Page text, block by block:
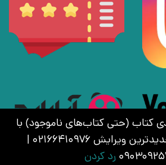
کتاب (حتی کتاب‌های ناموجود) با
کمترین قیمت و جدیدترین ویرایش 02166410976 |
رد کردن